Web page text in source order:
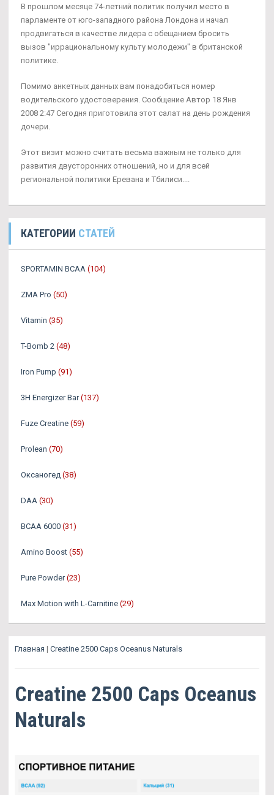
В прошлом месяце 74-летний политик получил место в
парламенте от юго-западного района Лондона и начал
продвигаться в качестве лидера с обещанием бросить
вызов "иррациональному культу молодежи" в британской
политике.
Помимо анкетных данных вам понадобиться номер
водительского удостоверения. Сообщение Автор 18 Янв
2008 2:47 Сегодня приготовила этот салат на день рождения
дочери.
Этот визит можно считать весьма важным не только для
развития двусторонних отношений, но и для всей
региональной политики Еревана и Тбилиси....
КАТЕГОРИИ СТАТЕЙ
SPORTAMIN ВСАА (104)
ZMA Pro (50)
Vitamin (35)
T-Bomb 2 (48)
Iron Pump (91)
3H Energizer Bar (137)
Fuze Creatine (59)
Prolean (70)
Оксаногед (38)
DAA (30)
BCAA 6000 (31)
Amino Boost (55)
Pure Powder (23)
Max Motion with L-Carnitine (29)
Главная | Creatine 2500 Caps Oceanus Naturals
Creatine 2500 Caps Oceanus
Naturals